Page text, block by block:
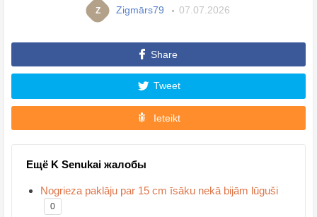
Z Zigmārs79 07.07.2026
Share
Tweet
Ieteikt
Ещё K Senukai жалобы
Nogrieza paklāju par 15 cm īsāku nekā bijām lūguši
0